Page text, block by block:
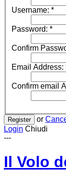
Username: *
Password: *
Confirm
Email Address:
Confirm email
Register or
Login Chiudi
---
Il Volo